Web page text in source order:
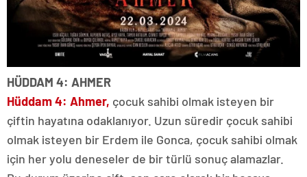
HÜDDAM 4: AHMER
Hüddam 4: Ahmer, çocuk sahibi olmak isteyen bir
çiftin hayatına odaklanıyor. Uzun süredir çocuk sahibi
olmak isteyen bir Erdem ile Gonca, çocuk sahibi olmak
için her yolu deneseler de bir türlü sonuç alamazlar.